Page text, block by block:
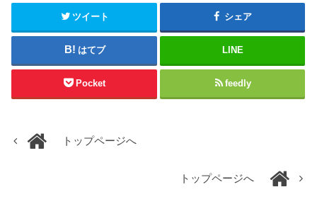
ツイート シェア
はてブ LINE
Pocket feedly
トップページへ
トップページへ